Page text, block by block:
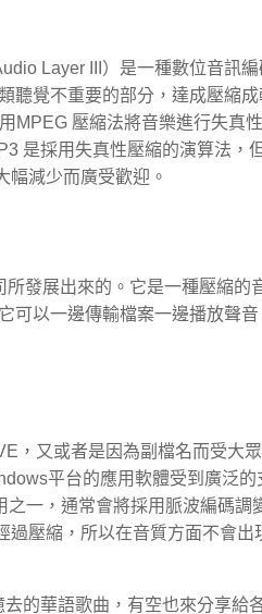
Layer III）是一種數位音訊
聽覺不重要的部分，達成壓縮
MPEG 壓縮法將音樂進行失真
是採用失真性壓縮的演算法，
幅減少而廣受歡迎。
發展出來的。它是一種壓縮
可以一邊傳輸檔案一邊播放聲
，又或者是因為副檔名而受大
平台的應用軟體受到廣泛
一，通常會將採用脈波編碼
過壓縮，所以在音質方面不會
的華語歌曲，有空也來分享給